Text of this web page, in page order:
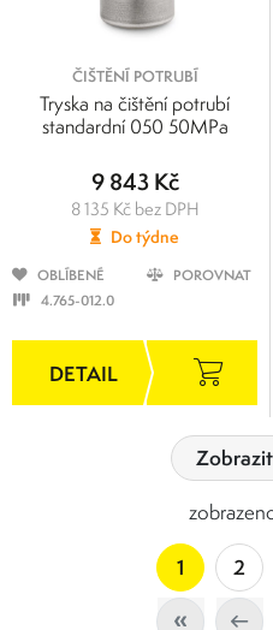
ČIŠTĚNÍ POTRUBÍ
Tryska na čištění potrubí
standardní 050 50MPa
9 843 Kč
8 135 Kč bez DPH
Do týdne
OBLÍBENÉ
POROVNAT
4.765-012.0
1 2